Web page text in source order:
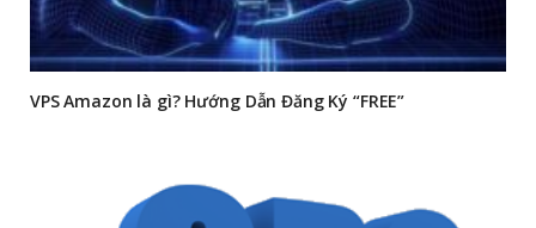
VPS Amazon là gì? Hướng Dẫn Đăng Ký “FREE”